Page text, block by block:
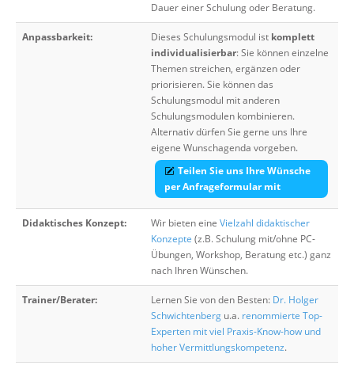
Dauer einer Schulung oder Beratung.
Anpassbarkeit: Dieses Schulungsmodul ist komplett
individualisierbar: Sie können einzelne
Themen streichen, ergänzen oder
priorisieren. Sie können das
Schulungsmodul mit anderen
Schulungsmodulen kombinieren.
Alternativ dürfen Sie gerne uns Ihre
eigene Wunschagenda vorgeben.
Teilen Sie uns Ihre Wünsche
per Anfrageformular mit
Didaktisches Konzept: Wir bieten eine Vielzahl didaktischer
Konzepte (z.B. Schulung mit/ohne PC-
Übungen, Workshop, Beratung etc.) ganz
nach Ihren Wünschen.
Trainer/Berater: Lernen Sie von den Besten: Dr. Holger
Schwichtenberg u.a. renommierte Top-
Experten mit viel Praxis-Know-how und
hoher Vermittlungskompetenz.